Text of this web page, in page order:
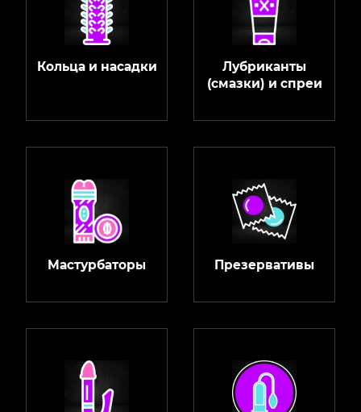
Кольца и насадки
Лубриканты
(смазки) и спреи
Мастурбаторы Презервативы